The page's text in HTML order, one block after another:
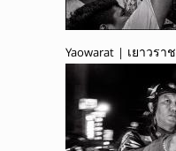
Yaowarat | เยาวราช